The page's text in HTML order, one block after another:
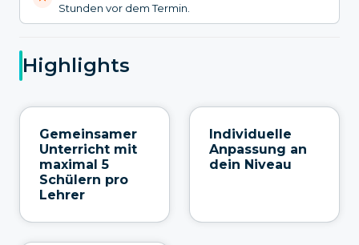
Stunden vor dem Termin.
Highlights
Gemeinsamer
Unterricht mit
maximal 5
Schülern pro
Lehrer
Individuelle
Anpassung an
dein Niveau